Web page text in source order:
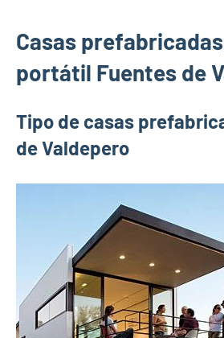
Casas
portátil Fuentes de
Tipo de casas
de Valdepero